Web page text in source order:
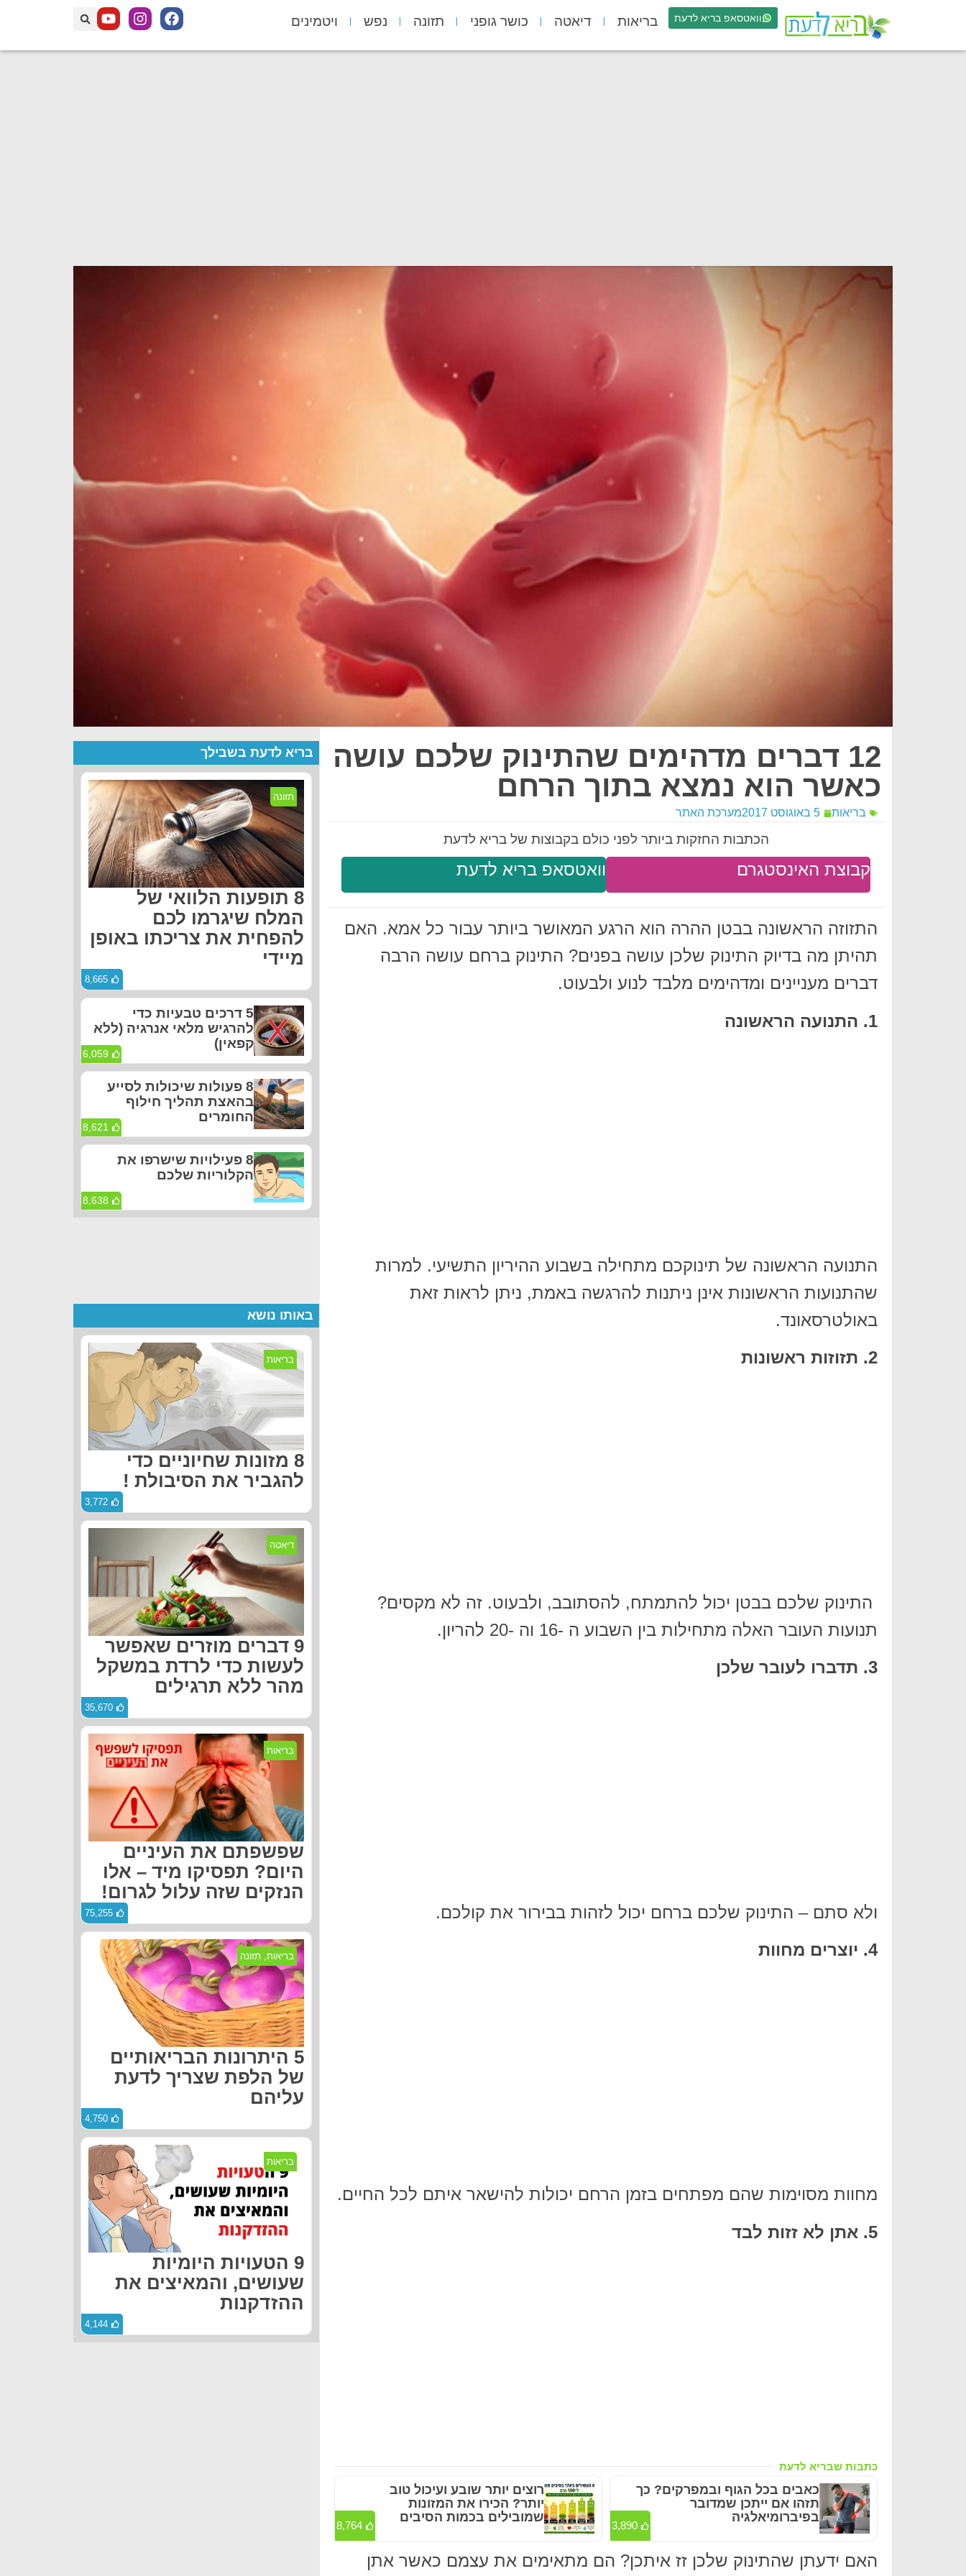
וואטסאפ בריא לדעת בריאות דיאטה כושר גופני תזונה נפש ויטמינים
12 דברים מדהימים שהתינוק שלכם עושה
כאשר הוא נמצא בתוך הרחם
בריאות 5 באוגוסט 2017 מערכת האתר
הכתבות החזקות ביותר לפני כולם בקבוצות של בריא לדעת
וואטסאפ בריא לדעת קבוצת האינסטגרם
התזוזה הראשונה בבטן ההרה הוא הרגע המאושר ביותר עבור כל אמא. האם
תהיתן מה בדיוק התינוק שלכן עושה בפנים? התינוק ברחם עושה הרבה
דברים מעניינים ומדהימים מלבד לנוע ולבעוט.
1. התנועה הראשונה
התנועה הראשונה של תינוקכם מתחילה בשבוע ההיריון התשיעי. למרות
שהתנועות הראשונות אינן ניתנות להרגשה באמת, ניתן לראות זאת
באולטרסאונד.
2. תזוזות ראשונות
התינוק שלכם בבטן יכול להתמתח, להסתובב, ולבעוט. זה לא מקסים?
תנועות העובר האלה מתחילות בין השבוע ה -16 וה -20 להריון.
3. תדברו לעובר שלכן
ולא סתם – התינוק שלכם ברחם יכול לזהות בבירור את קולכם.
4. יוצרים מחוות
מחוות מסוימות שהם מפתחים בזמן הרחם יכולות להישאר איתם לכל החיים.
5. אתן לא זזות לבד
כתבות שבריא לדעת
כאבים בכל הגוף ובמפרקים? כך
תזהו אם ייתכן שמדובר
בפיברומיאלגיה
3,890
רוצים יותר שובע ועיכול טוב
יותר? הכירו את המזונות
שמובילים בכמות הסיבים
8,764
האם ידעתן שהתינוק שלכן זז איתכן? הם מתאימים את עצמם כאשר אתן
בריא לדעת בשבילך
תזונה
8 תופעות הלוואי של
המלח שיגרמו לכם
להפחית את צריכתו באופן
מיידי
8,665
5 דרכים טבעיות כדי
להרגיש מלאי אנרגיה (ללא
קפאין)
6,059
8 פעולות שיכולות לסייע
בהאצת תהליך חילוף
החומרים
8,621
8 פעילויות שישרפו את
הקלוריות שלכם
8,638
באותו נושא
בריאות
8 מזונות שחיוניים כדי
להגביר את הסיבולת !
3,772
דיאטה
9 דברים מוזרים שאפשר
לעשות כדי לרדת במשקל
מהר ללא תרגילים
35,670
בריאות
שפשפתם את העיניים
היום? תפסיקו מיד – אלו
הנזקים שזה עלול לגרום!
75,255
בריאות, תזונה
5 היתרונות הבריאותיים
של הלפת שצריך לדעת
עליהם
4,750
בריאות
9 הטעויות היומיות
שעושים, והמאיצים את
ההזדקנות
4,144